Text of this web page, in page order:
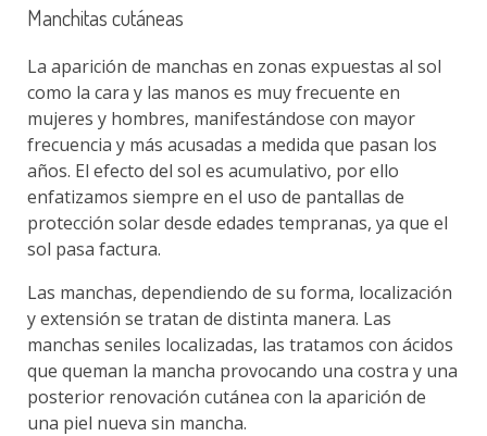
Manchitas cutáneas
La aparición de manchas en zonas expuestas al sol
como la cara y las manos es muy frecuente en
mujeres y hombres, manifestándose con mayor
frecuencia y más acusadas a medida que pasan los
años. El efecto del sol es acumulativo, por ello
enfatizamos siempre en el uso de pantallas de
protección solar desde edades tempranas, ya que el
sol pasa factura.
Las manchas, dependiendo de su forma, localización
y extensión se tratan de distinta manera. Las
manchas seniles localizadas, las tratamos con ácidos
que queman la mancha provocando una costra y una
posterior renovación cutánea con la aparición de
una piel nueva sin mancha.